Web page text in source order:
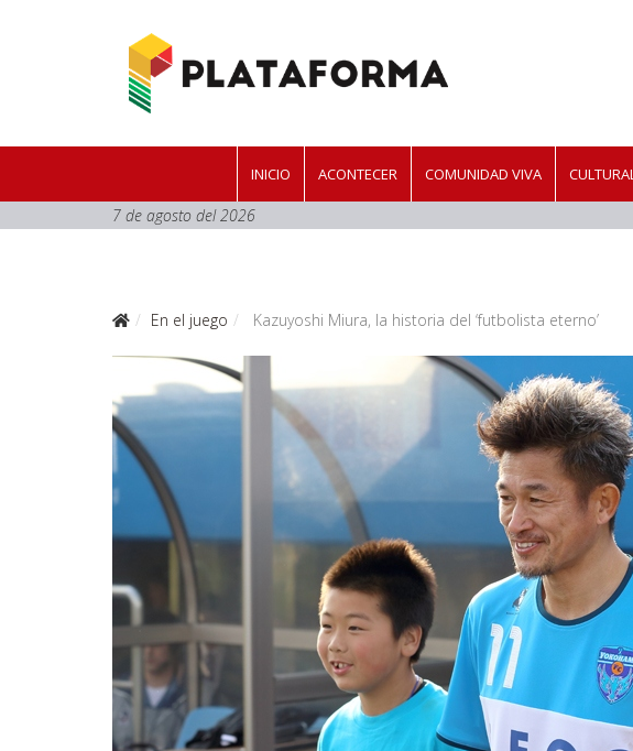
INICIO ACONTECER COMUNIDAD VIVA CULTURAL
7 de agosto del 2026
En el juego Kazuyoshi Miura, la historia del ‘futbolista eterno’